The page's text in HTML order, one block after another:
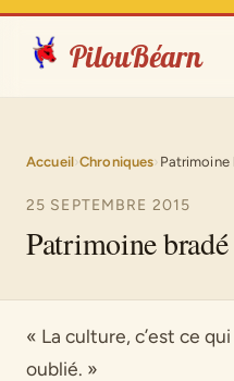
PilouBéarn
Accueil›Chroniques Patrimoine
25 SEPTEMBRE 2015
Patrimoine bradé
« La culture, c’est ce
oublié. »